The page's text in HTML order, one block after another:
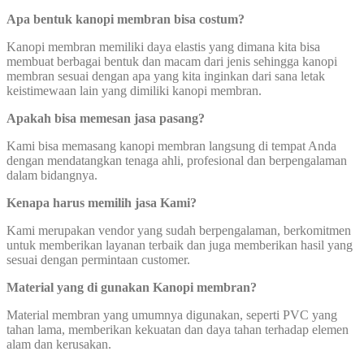
Apa bentuk kanopi membran bisa costum?
Kanopi membran memiliki daya elastis yang dimana kita bisa
membuat berbagai bentuk dan macam dari jenis sehingga kanopi
membran sesuai dengan apa yang kita inginkan dari sana letak
keistimewaan lain yang dimiliki kanopi membran.
Apakah bisa memesan jasa pasang?
Kami bisa memasang kanopi membran langsung di tempat Anda
dengan mendatangkan tenaga ahli, profesional dan berpengalaman
dalam bidangnya.
Kenapa harus memilih jasa Kami?
Kami merupakan vendor yang sudah berpengalaman, berkomitmen
untuk memberikan layanan terbaik dan juga memberikan hasil yang
sesuai dengan permintaan customer.
Material yang di gunakan Kanopi membran?
Material membran yang umumnya digunakan, seperti PVC yang
tahan lama, memberikan kekuatan dan daya tahan terhadap elemen
alam dan kerusakan.